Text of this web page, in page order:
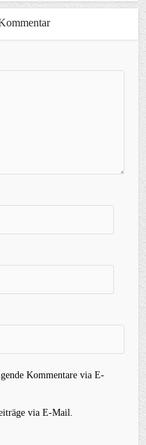
Kommentare via E-
via E-Mail.